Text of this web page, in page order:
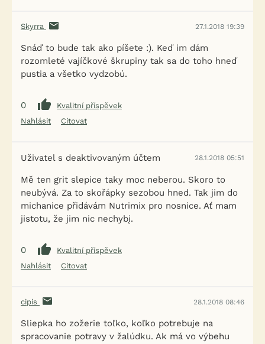
Skyrra 27.1.2018 19:39
Snáď to bude tak ako píšete :). Keď im dám
rozomleté vajíčkové škrupiny tak sa do toho hneď
pustia a všetko vydzobú.
0
Kvalitní příspěvek
Nahlásit
Citovat
Uživatel s deaktivovaným účtem 28.1.2018 05:51
Mě ten grit slepice taky moc neberou. Skoro to
neubývá. Za to skořápky sezobou hned. Tak jim do
michanice přidávám Nutrimix pro nosnice. Ať mam
jistotu, že jim nic nechybį.
0
Kvalitní příspěvek
Nahlásit
Citovat
cipis 28.1.2018 08:46
Sliepka ho zožerie toľko, koľko potrebuje na
spracovanie potravy v žalúdku. Ak má vo výbehu